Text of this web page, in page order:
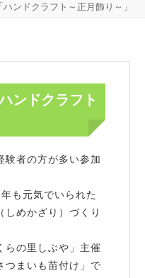
ンドクラフト～正月飾り～」
ンドクラフト
験者の方が多い参加
も元気でいられた
しめかざり）づくり
らの里しぶや」主催
つまいも苗付け」で